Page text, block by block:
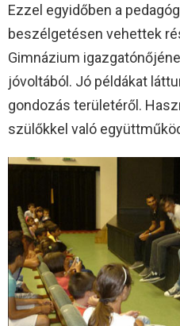
Ezzel egyidőben a
beszélgetésen vehettek
Gimnázium
jóvoltából. Jó példákat
gondozás területéről.
szülőkkel való